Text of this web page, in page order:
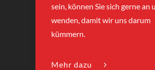
sein, können Sie sich gerne an
wenden, damit wir uns darum
kümmern.
Mehr dazu